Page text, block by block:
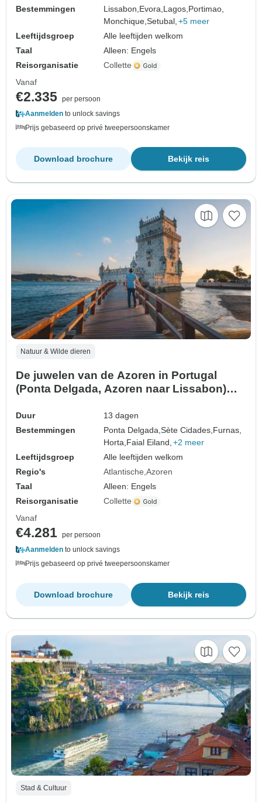
Bestemmingen
Lissabon,Evora,Lagos,Portimao,
Monchique,Setubal, +5 meer
Leeftijdsgroep
Alle leeftijden welkom
Taal
Alleen: Engels
Reisorganisatie
Collette
Vanaf
€2.335 per persoon
Aanmelden to unlock savings
Prijs gebaseerd op privé tweepersoonskamer
Bekijk reis
Download brochure
Natuur & Wilde dieren
De juwelen van de Azoren in Portugal
(Ponta Delgada, Azoren naar Lissabon)
Duur
13 dagen
Bestemmingen
Ponta Delgada,Sète Cidades,Furnas,
Horta,Faial Eiland, +2 meer
Leeftijdsgroep
Alle leeftijden welkom
Regio's
Atlantische Azoren
Taal
Alleen: Engels
Reisorganisatie
Collette
Vanaf
€4.281 per persoon
Aanmelden to unlock savings
Prijs gebaseerd op privé tweepersoonskamer
Bekijk reis
Download brochure
Stad & Cultuur